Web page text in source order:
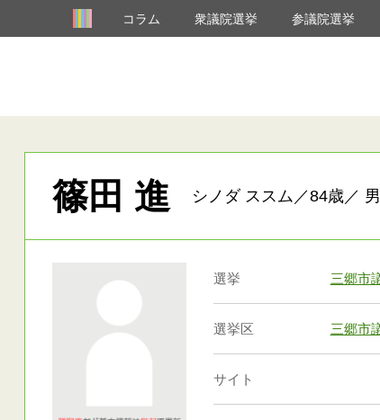
コラム 衆議院選挙 参議院選挙
篠田 進 シノダ ススム／84歳／ 男
選挙 三郷市
選挙区 三郷市
サイト